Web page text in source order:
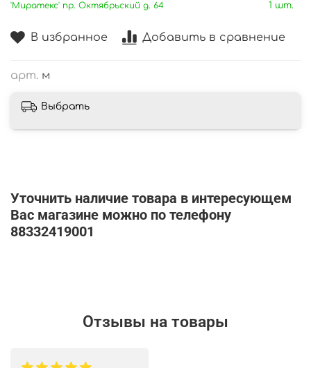
В избранное Добавить в сравнение
арт. м
'Миратекс' пр. Октябрьский д. 64 1 шт.
Выбрать
Уточнить наличие товара в интересующем
Вас магазине можно по телефону
88332419001
Отзывы на товары